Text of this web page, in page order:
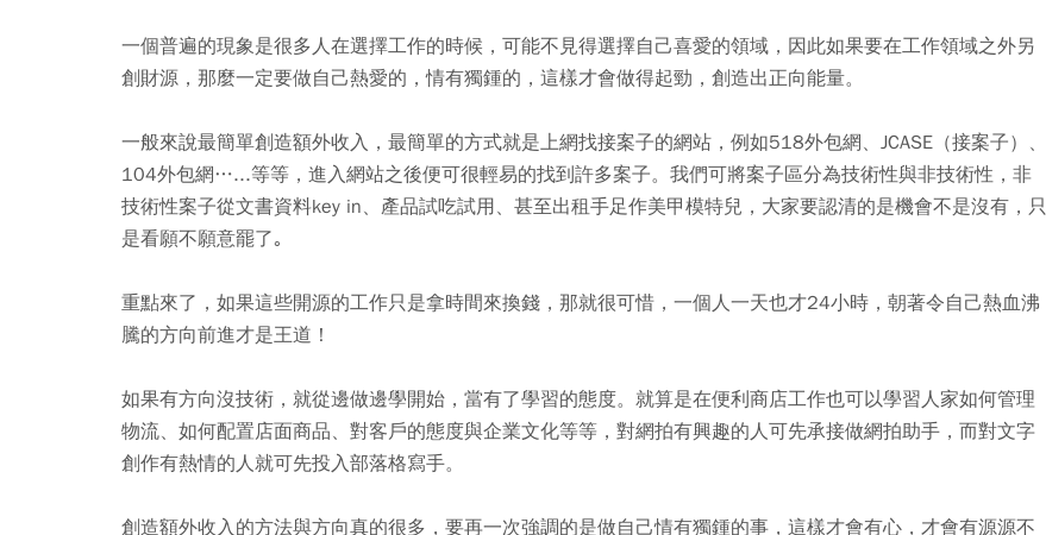
一個普遍的現象是很多人在選擇工作的時候，可能不見得選擇自己喜愛的領域，因此如果要在工作領域之外另
創財源，那麼一定要做自己熱愛的，情有獨鍾的，這樣才會做得起勁，創造出正向能量。
一般來說最簡單創造額外收入，最簡單的方式就是上網找接案子的網站，例如518外包網、JCASE（接案子）、
104外包網…...等等，進入網站之後便可很輕易的找到許多案子。我們可將案子區分為技術性與非技術性，非
技術性案子從文書資料key in、產品試吃試用、甚至出租手足作美甲模特兒，大家要認清的是機會不是沒有，只
是看願不願意罷了｡
重點來了，如果這些開源的工作只是拿時間來換錢，那就很可惜，一個人一天也才24小時，朝著令自己熱血沸
騰的方向前進才是王道！
如果有方向沒技術，就從邊做邊學開始，當有了學習的態度。就算是在便利商店工作也可以學習人家如何管理
物流、如何配置店面商品、對客戶的態度與企業文化等等，對網拍有興趣的人可先承接做網拍助手，而對文字
創作有熱情的人就可先投入部落格寫手。
創造額外收入的方法與方向真的很多，要再一次強調的是做自己情有獨鍾的事，這樣才會有心，才會有源源不